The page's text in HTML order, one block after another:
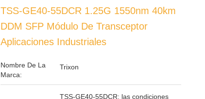
TSS-GE40-55DCR 1.25G 1550nm 40km
DDM SFP Módulo De Transceptor
Aplicaciones Industriales
Nombre De La
Marca:
Trixon
TSS-GE40-55DCR: las condiciones